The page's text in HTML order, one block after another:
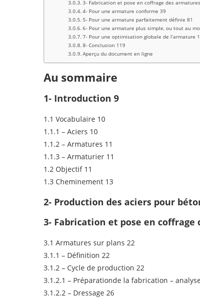
3- Fabrication et pose en coffrage des
4- Pour une armature conforme 39
5- Pour une armature parfaitement définie 81
6- Pour une armature plus simple, ou tout au
7- Pour une optimisation globale de l’armature
8- Conclusion 119
Aperçu du document en ligne
Au sommaire
1- Introduction 9
1.1 Vocabulaire 10
1.1.1 – Aciers 10
1.1.2 – Armatures 11
1.1.3 – Armaturier 11
1.2 Objectif 11
1.3 Cheminement 13
2- Production des aciers pour
3- Fabrication et pose en coffrage
3.1 Armatures sur plans 22
3.1.1 – Définition 22
3.1.2 – Cycle de production 22
3.1.2.1 – Préparationde la fabrication –
3.1.2.2 – Dressage 26